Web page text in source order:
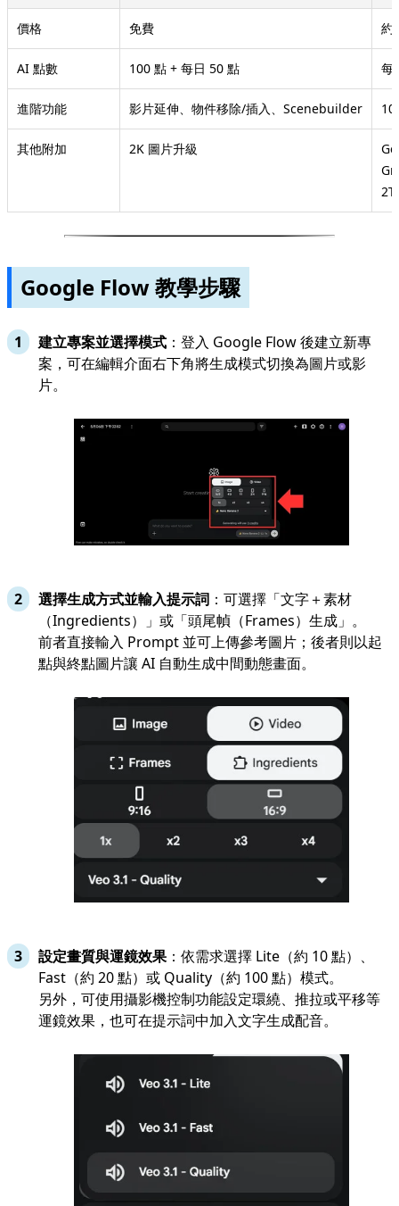
價格 免費 約
AI 點數 100 點 + 每日 50 點 每
進階功能 影片延伸、物件移除/插入、Scenebuilder
其他附加 2K 圖片升級
Google Flow 教學步驟
建立專案並選擇模式 ：登入 Google Flow 後建立新專
案，可在編輯介面右下角將生成模式切換為圖片或影
片。
選擇生成方式並輸入提示詞 ：可選擇「文字＋素材
（Ingredients）」或「頭尾幀（Frames）生成」。
前者直接輸入 Prompt 並可上傳參考圖片；後者則以起
點與終點圖片讓 AI 自動生成中間動態畫面。
設定畫質與運鏡效果：依需求選擇 Lite（約 10 點）、
Fast（約 20 點）或 Quality（約 100 點）模式。
另外，可使用攝影機控制功能設定環繞、推拉或平移等
運鏡效果，也可在提示詞中加入文字生成配音。